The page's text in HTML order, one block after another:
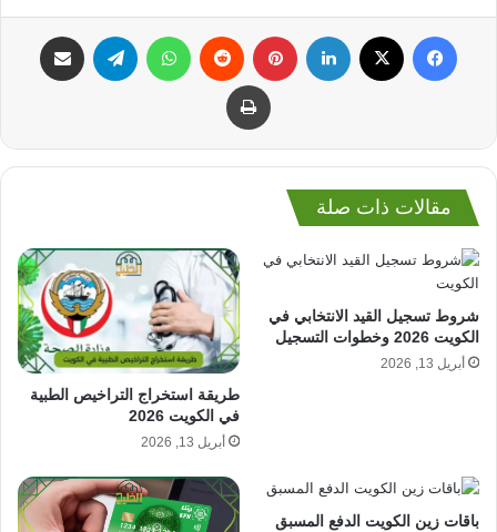
فيسبوك لينكدإن بينتيريست واتساب تيلقرام
طباعة
مقالات ذات صلة
شروط تسجيل القيد الانتخابي في
الكويت 2026 وخطوات التسجيل
أبريل 13, 2026
طريقة استخراج التراخيص الطبية
في الكويت 2026
أبريل 13, 2026
باقات زين الكويت الدفع المسبق